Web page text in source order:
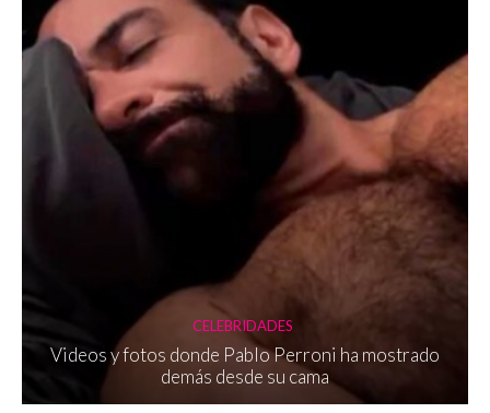
CELEBRIDADES
Videos y fotos donde Pablo Perroni ha mostrado
demás desde su cama